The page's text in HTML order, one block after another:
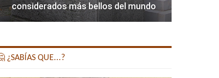
considerados más bellos del mundo
¿SABÍAS QUE...?